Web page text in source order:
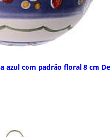
azul com padrão floral 8 cm